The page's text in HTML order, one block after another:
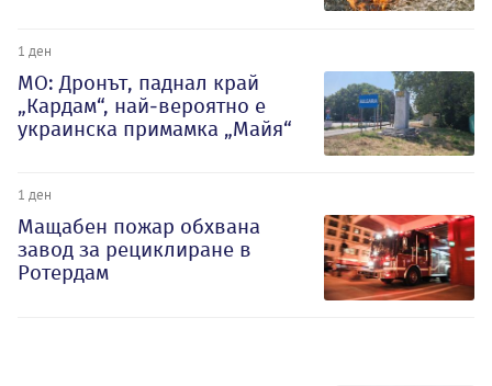
1 ден
МО: Дронът, паднал край
„Кардам“, най-вероятно е
украинска примамка „Майя“
1 ден
Мащабен пожар обхвана
завод за рециклиране в
Ротердам